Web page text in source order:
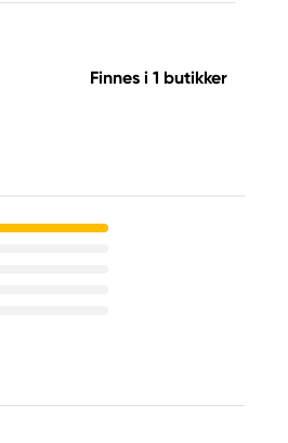
Finnes i 1 butikker